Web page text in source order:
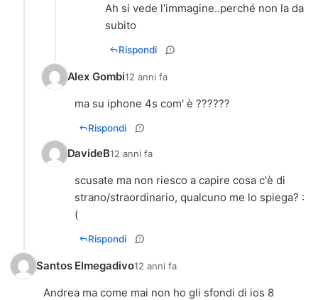
Ah si vede l'immagine..perché non la da
subito
Rispondi
Alex Gombi12 anni fa
ma su iphone 4s com' è ??????
Rispondi
DavideB12 anni fa
scusate ma non riesco a capire cosa c'è di
strano/straordinario, qualcuno me lo spiega? :
(
Rispondi
Santos Elmegadivo12 anni fa
Andrea ma come mai non ho gli sfondi di ios 8